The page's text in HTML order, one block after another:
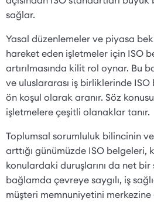
sağlar.
Yasal düzenlemeler ve piyasa
hareket eden işletmeler için ISO
artırılmasında kilit rol oynar. Bu
ve uluslararası iş birliklerinde
ön koşul olarak aranır. Söz
işletmelere çeşitli olanaklar tanır.
Toplumsal sorumluluk bilincinin ve
arttığı günümüzde ISO belgeleri,
konulardaki duruşlarını da net
bağlamda çevreye saygılı, iş
müşteri memnuniyetini merkezine